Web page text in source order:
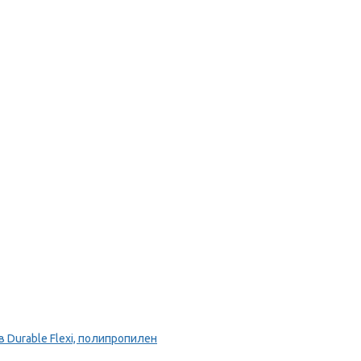
Flexi, полипропилен